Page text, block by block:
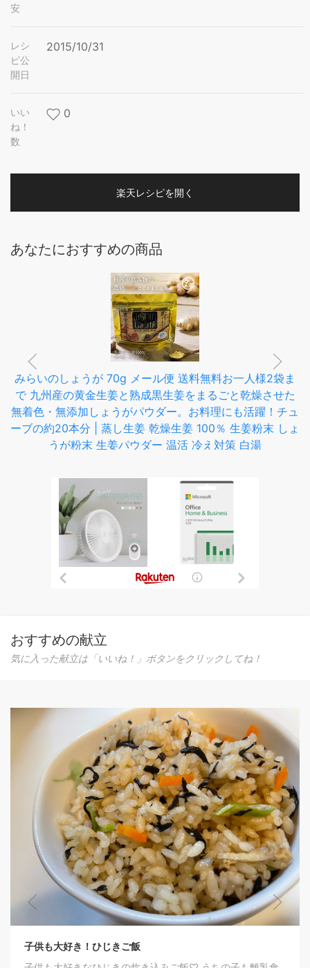
安
レシ
ピ公
開日
2015/10/31
いい
ね！
数
0
楽天レシピを開く
あなたにおすすめの商品
みらいのしょうが 70g メール便 送料無料お一人様2袋ま
で 九州産の黄金生姜と熟成黒生姜をまるごと乾燥させた
無着色・無添加しょうがパウダー。お料理にも活躍！チュ
ーブの約20本分 | 蒸し生姜 乾燥生姜 100％ 生姜粉末 しょ
うが粉末 生姜パウダー 温活 冷え対策 白湯
おすすめの献立
気に入った献立は「いいね！」ボタンをクリックしてね！
味ん味ん風！千切りキャベツ 52円
焼肉屋、味ん味んのキャベツ風です^ ^
0